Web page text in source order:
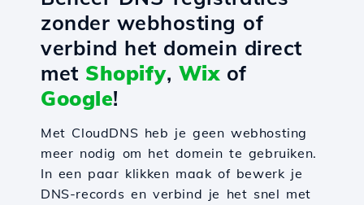
zonder webhosting of
verbind het domein direct
met Shopify, Wixof
Google!
Met CloudDNS heb je geen webhosting
meer nodig om het domein te gebruiken.
In een paar klikken maak of bewerk je
DNS-records en verbind je het snel met